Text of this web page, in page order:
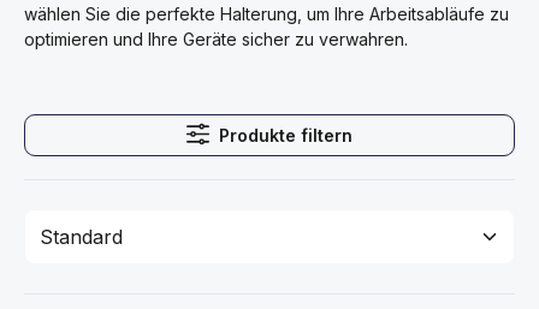
wählen Sie die perfekte Halterung, um Ihre Arbeitsabläufe zu
optimieren und Ihre Geräte sicher zu verwahren.
Produkte filtern